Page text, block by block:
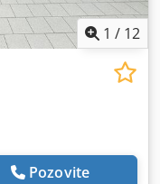
1 / 12
Pozovite